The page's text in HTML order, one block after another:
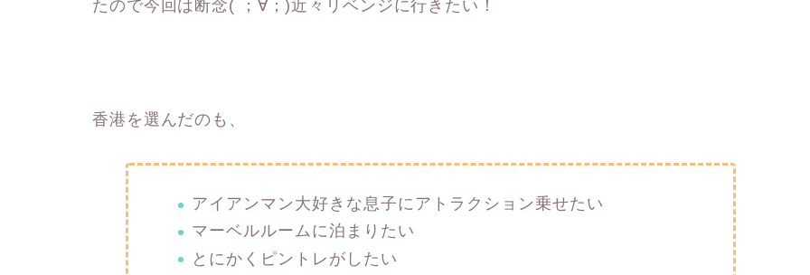
たので今回は断念( ；∀；)近々リベンジに行きたい！
香港を選んだのも、
アイアンマン大好きな息子にアトラクション乗せたい
マーベルルームに泊まりたい
とにかくピントレがしたい